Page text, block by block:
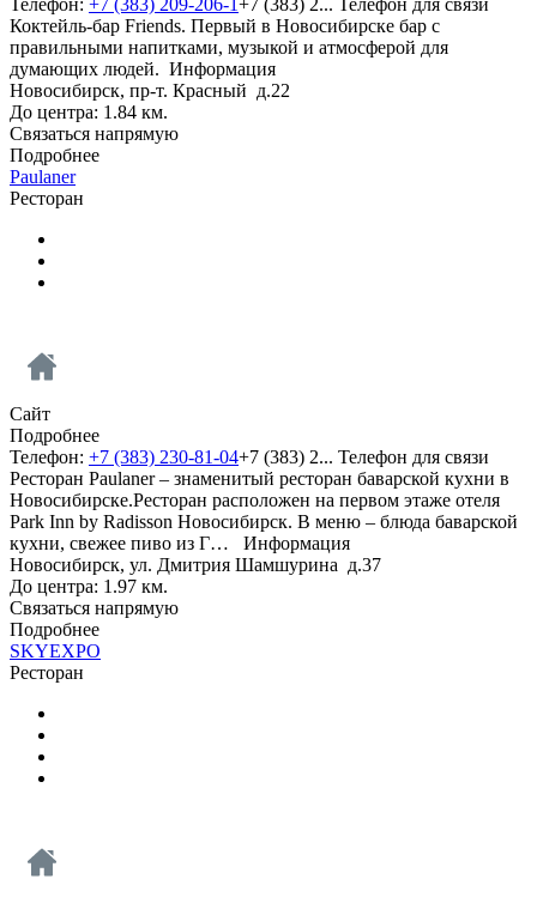
Коктейль-бар Friends. Первый в Новосибирске бар с
правильными напитками, музыкой и атмосферой для
думающих людей. Информация
Новосибирск, пр-т. Красный д.22
До центра: 1.84 км.
Связаться напрямую
Подробнее
Paulaner
Ресторан
Сайт
Подробнее
Телефон: +7 (383) 230-81-04+7 (383) 2... Телефон для связи
Ресторан Paulaner – знаменитый ресторан баварской кухни в
Новосибирске.Ресторан расположен на первом этаже отеля
Park Inn by Radisson Новосибирск. В меню – блюда баварской
кухни, свежее пиво из Г… Информация
Новосибирск, ул. Дмитрия Шамшурина д.37
До центра: 1.97 км.
Связаться напрямую
Подробнее
SKYEXPO
Ресторан